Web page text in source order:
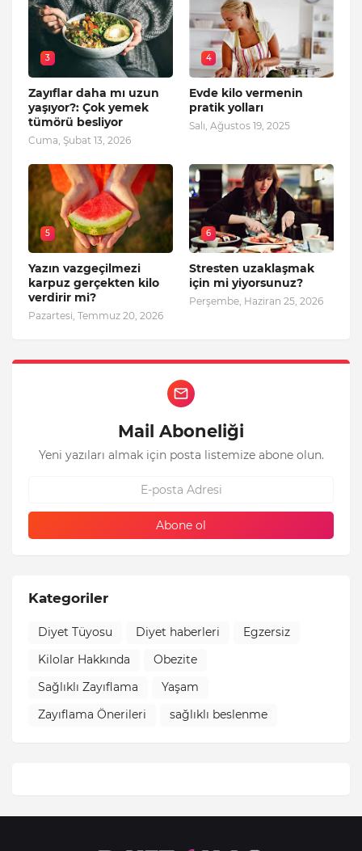
3
Zayıflar daha mı uzun
yaşıyor?: Çok yemek
tümörü besliyor
Cuma, Şubat 13, 2026
4
Evde kilo vermenin
pratik yolları
Salı, Ağustos 19, 2025
5
Yazın vazgeçilmezi
karpuz gerçekten kilo
verdirir mi?
Pazartesi, Temmuz 20, 2026
6
Stresten uzaklaşmak
için mi yiyorsunuz?
Perşembe, Haziran 25, 2026
Mail Aboneliği
Yeni yazıları almak için posta listemize abone olun.
Kategoriler
Diyet Tüyosu Diyet haberleri
Egzersiz
Kilolar Hakkında
Obezite
Sağlıklı Zayıflama
Yaşam
Zayıflama Önerileri
sağlıklı beslenme